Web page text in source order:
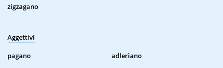
zigzagano
Aggettivi
pagano
adleriano